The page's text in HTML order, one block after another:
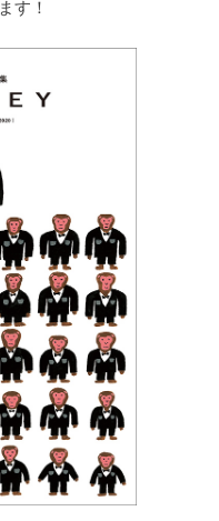
す！